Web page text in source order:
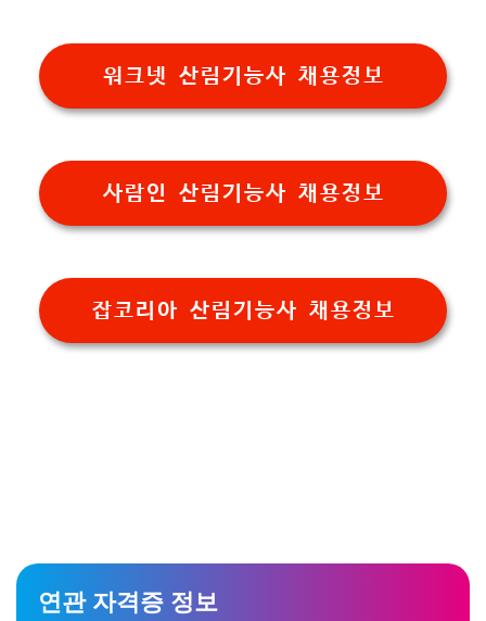
워크넷 산림기능사 채용정보
사람인 산림기능사 채용정보
잡코리아 산림기능사 채용정보
연관 자격증 정보